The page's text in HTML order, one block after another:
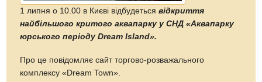
1 липня о 10.00 в Києві відбудетьсявідкриття
найбільшого критого аквапарку у СНД «Аквапарку
юрського періоду Dream Island».
Про це повідомляє сайт торгово-розважального
комплексу «Dream Town».